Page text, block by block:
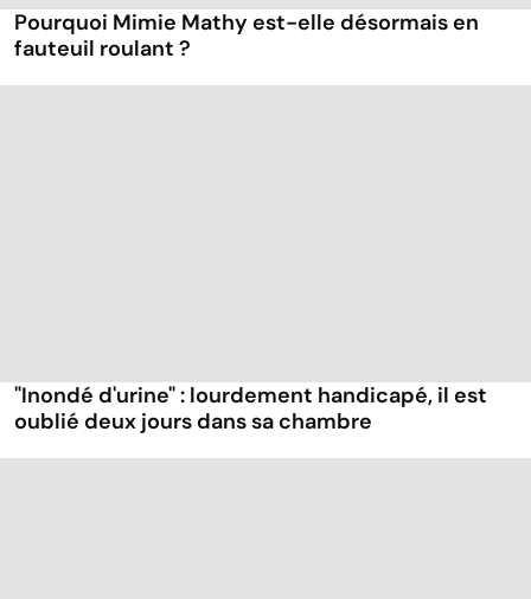
Pourquoi Mimie Mathy est-elle désormais en
fauteuil roulant ?
"Inondé d'urine" : lourdement handicapé, il est
oublié deux jours dans sa chambre